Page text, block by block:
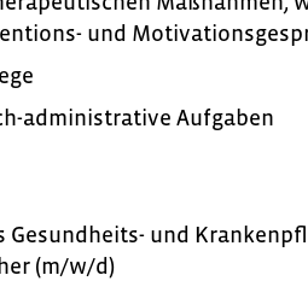
und
administrative Aufgaben
und
(m/w/d)